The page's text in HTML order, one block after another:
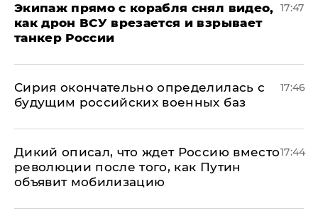
Экипаж прямо с корабля снял видео,
как дрон ВСУ врезается и взрывает
танкер России
17:47
Сирия окончательно определилась с
будущим российских военных баз
17:46
Дикий описал, что ждет Россию вместо
революции после того, как Путин
объявит мобилизацию
17:44